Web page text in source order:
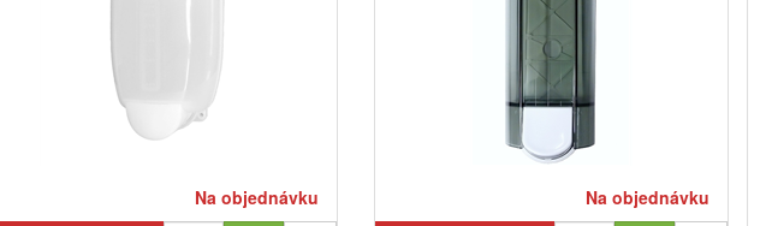
Na objednávku Na objednávku